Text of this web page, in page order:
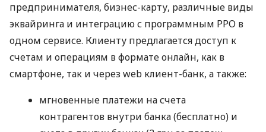
предпринимателя, бизнес-карту, различные виды
эквайринга и интеграцию с программным РРО в
одном сервисе. Клиенту предлагается доступ к
счетам и операциям в формате онлайн, как в
смартфоне, так и через web клиент-банк, а также:
мгновенные платежи на счета
контрагентов внутри банка (бесплатно) и